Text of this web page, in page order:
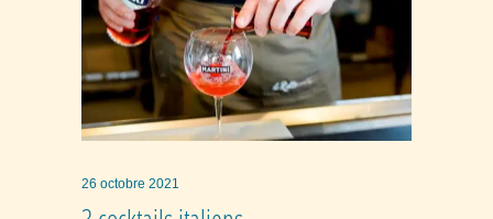
26 octobre 2021